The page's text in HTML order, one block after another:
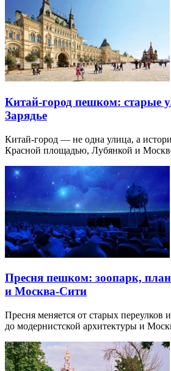
Китай-город пешком: старые
Зарядье
Китай-город — не одна улица, а
Красной площадью, Лубянкой и
Пресня пешком: зоопарк,
и Москва-Сити
Пресня меняется от старых переулков
до модернистской архитектуры и